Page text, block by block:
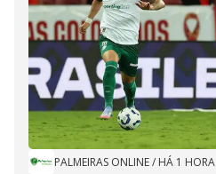
PALMEIRAS ONLINE/ HÁ 1 HORA